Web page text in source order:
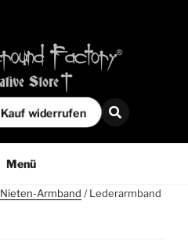
Kauf widerrufen
Menü
Nieten-Armband / Lederarmband